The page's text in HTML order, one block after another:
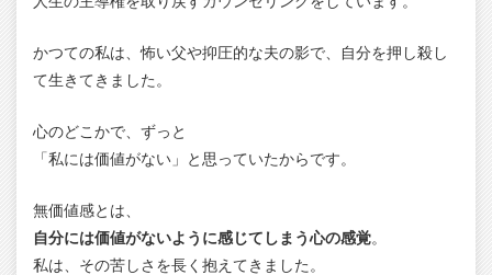
かつての私は、怖い父や抑圧的な夫の影で、自分を押し殺し
て生きてきました。
心のどこかで、ずっと
「私には価値がない」と思っていたからです。
無価値感とは、
自分には価値がないように感じてしまう心の感覚。
私は、その苦しさを長く抱えてきました。